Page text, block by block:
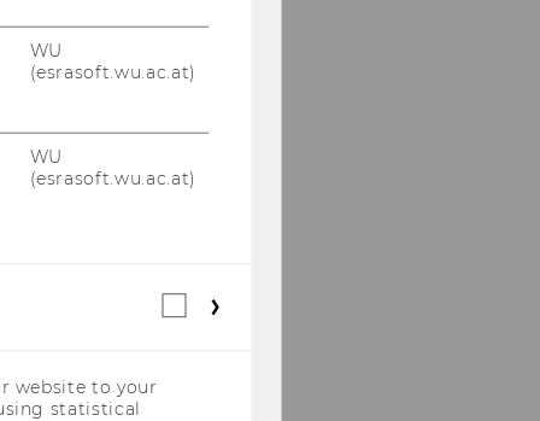
WU
(esrasoft.wu.ac.at)
WU
(esrasoft.wu.ac.at)
Statistical
website to your
statistical